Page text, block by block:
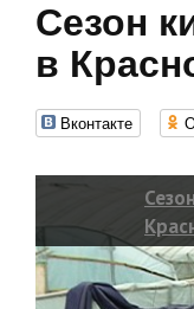
Сезон
в
Вконтакте